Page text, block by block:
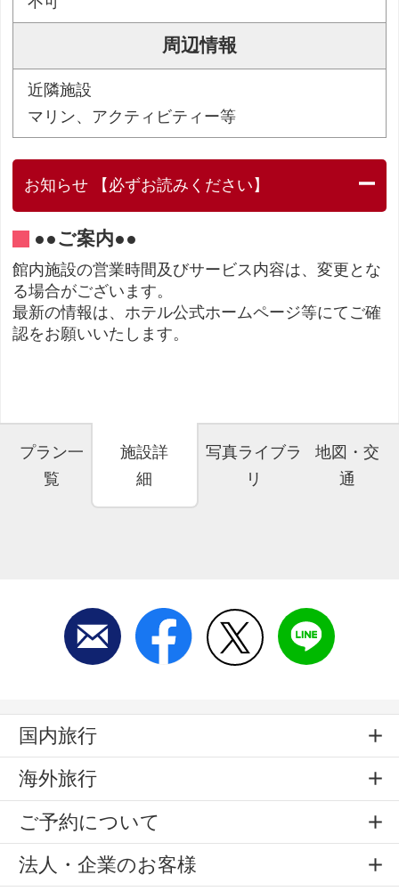
周辺情報
近隣施設
マリン、アクティビティー等
お知らせ 【必ずお読みください】
●●ご案内●●
館内施設の営業時間及びサービス内容は、変更とな
る場合がございます。
最新の情報は、ホテル公式ホームページ等にてご確
認をお願いいたします。
プラン一
覧
施設詳
細
写真ライブラ
リ
地図・交
通
国内旅行
海外旅行
ご予約について
法人・企業のお客様